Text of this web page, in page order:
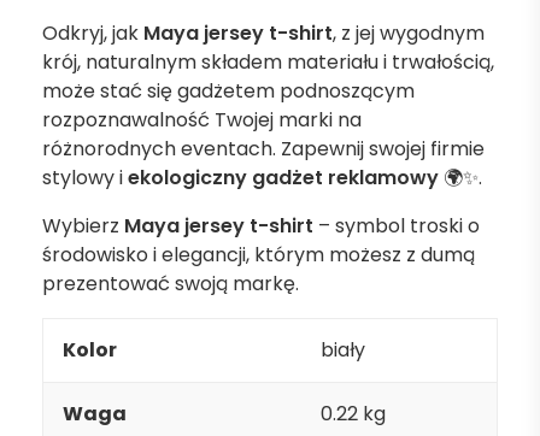
Odkryj, jak Maya jersey t-shirt, z jej wygodnym
krój, naturalnym składem materiału i trwałością,
może stać się gadżetem podnoszącym
rozpoznawalność Twojej marki na
różnorodnych eventach. Zapewnij swojej firmie
stylowy iekologiczny gadżet reklamowy 🌍✨.
Wybierz Maya jersey t-shirt – symbol troski o
środowisko i elegancji, którym możesz z dumą
prezentować swoją markę.
Kolor biały
Waga 0.22 kg